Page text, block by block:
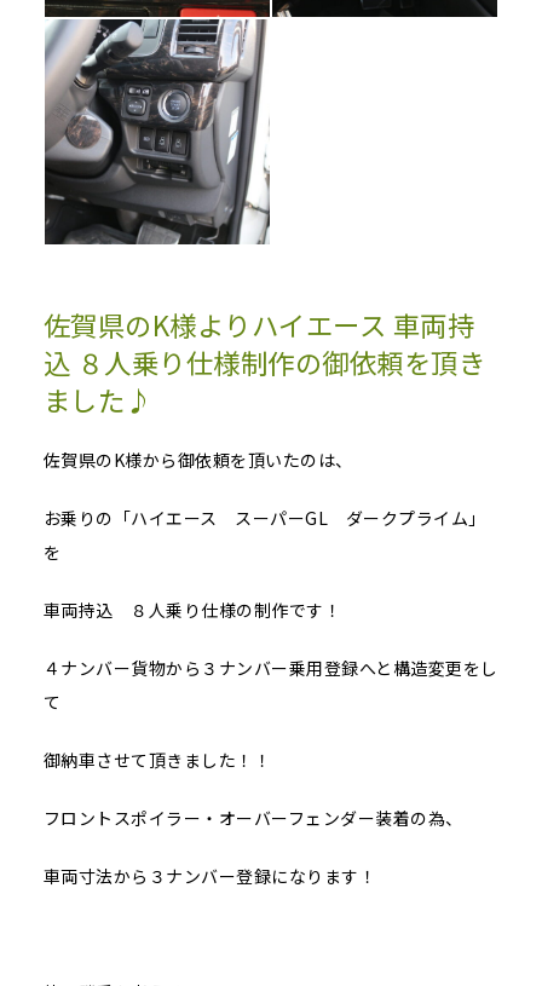
佐賀県のK様よりハイエース 車両持
込 ８人乗り仕様制作の御依頼を頂き
ました♪
佐賀県のK様から御依頼を頂いたのは、
お乗りの「ハイエース スーパーGL ダークプライム」
を
車両持込 ８人乗り仕様の制作です！
４ナンバー貨物から３ナンバー乗用登録へと構造変更をし
て
御納車させて頂きました！！
フロントスポイラー・オーバーフェンダー装着の為、
車両寸法から３ナンバー登録になります！